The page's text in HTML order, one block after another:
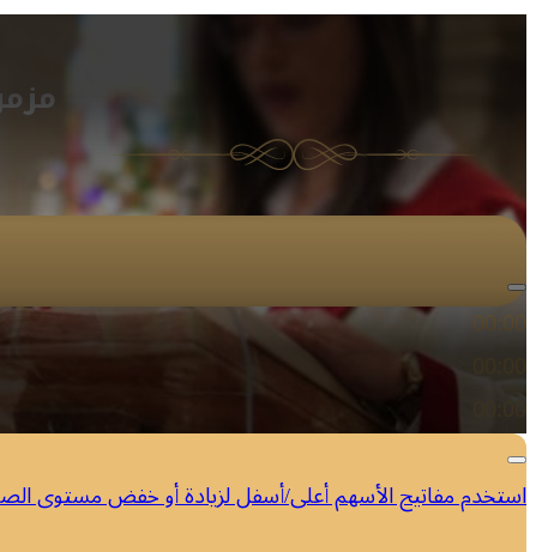
مشغل الصوت
00:00
استخدم مفاتيح الأسهم أعلى/أسفل لزيادة أو خفض مستوى